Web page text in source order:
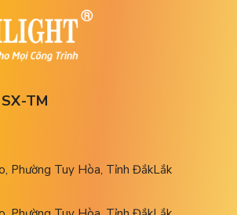
TM
Phường Tuy Hòa, Tỉnh ĐắkLắk